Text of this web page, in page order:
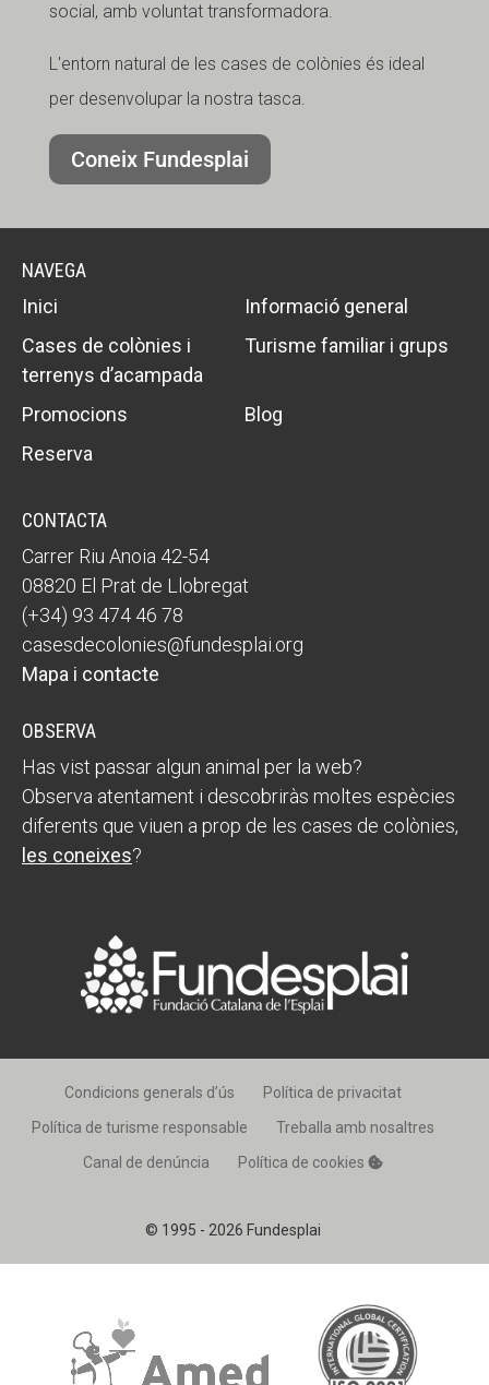
social, amb voluntat transformadora.
L'entorn natural de les cases de colònies és ideal
per desenvolupar la nostra tasca.
Coneix Fundesplai
NAVEGA
Inici
Informació general
Cases de colònies i
terrenys d’acampada
Turisme familiar i grups
Promocions
Blog
Reserva
CONTACTA
Carrer Riu Anoia 42-54
08820 El Prat de Llobregat
(+34) 93 474 46 78
casesdecolonies@fundesplai.org
Mapa i contacte
OBSERVA
Has vist passar algun animal per la web?
Observa atentament i descobriràs moltes espècies
diferents que viuen a prop de les cases de colònies,
les coneixes?
© 1995 - 2026 Fundesplai
Condicions generals d’ús
Política de privacitat
Política de turisme responsable
Treballa amb nosaltres
Canal de denúncia
Política de cookies